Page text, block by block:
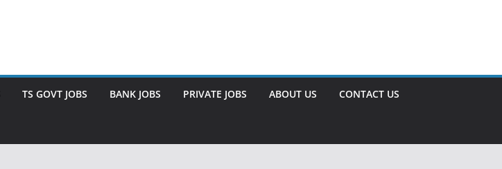
TS GOVT JOBS BANK JOBS PRIVATE JOBS ABOUT US CONTACT US